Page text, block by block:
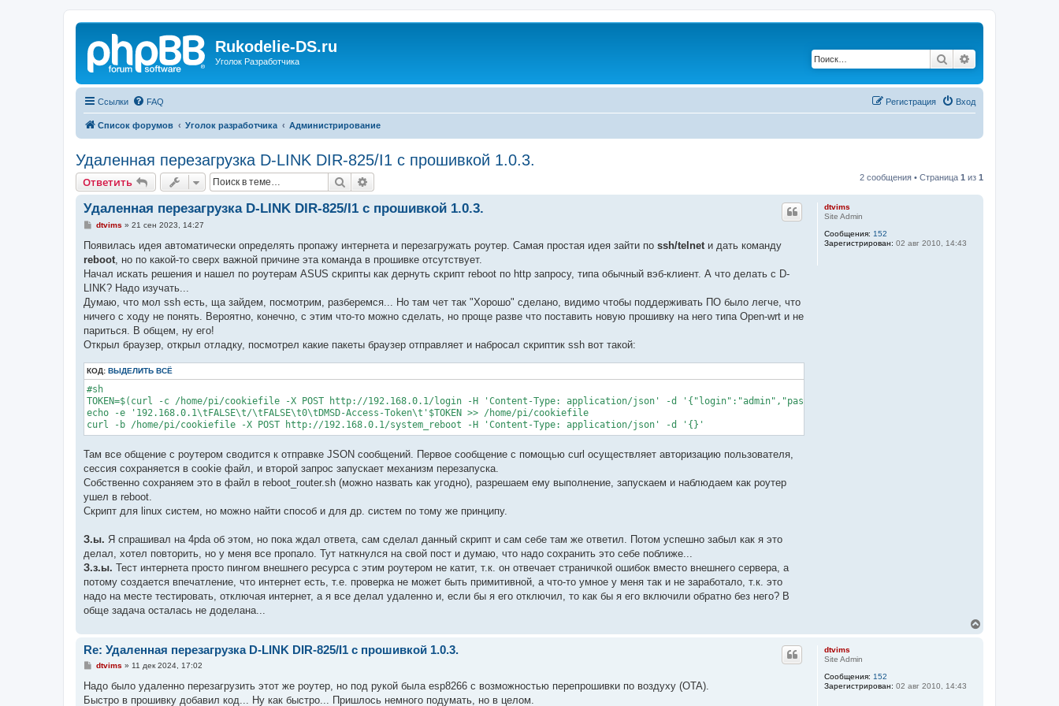
Rukodelie-DS.ru
Уголок Разработчика Поиск
Ссылки FAQ Вход
Регистрация
Список форумов Уголок разработчика Администрирование
Удаленная перезагрузка D-LINK DIR-825/I1 с прошивкой 1.0.3.
Ответить Поиск 2 сообщения • Страница 1 из 1
dtvims
Site Admin
Сообщения: 152
Зарегистрирован: 02 авг 2010, 14:43
Удаленная перезагрузка D-LINK DIR-825/I1 с прошивкой 1.0.3.
С
о
щ
е
и
е
dtvims » 21 сен 2023, 14:27
Появилась идея автоматически определять пропажу интернета и перезагружать роутер. Самая простая идея зайти по ssh/telnet и дать команду
reboot , но по какой-то сверх важной причине эта команда в прошивке отсутствует.
Начал искать решения и нашел по роутерам ASUS скрипты как дернуть скрипт reboot по http запросу, типа обычный вэб-клиент. А что делать с D-
LINK? Надо изучать...
Думаю, что мол ssh есть, ща зайдем, посмотрим, разберемся... Но там чет так "Хорошо" сделано, видимо чтобы поддерживать ПО было легче, что
ничего с ходу не понять. Вероятно, конечно, с этим что-то можно сделать, но проще разве что поставить новую прошивку на него типа Open-wrt и не
париться. В общем, ну его!
Открыл браузер, открыл отладку, посмотрел какие пакеты браузер отправляет и набросал скриптик ssh вот такой:
КОД: ВЫДЕЛИТЬ ВСЁ
#sh
TOKEN=$(curl -c /home/pi/cookiefile -X POST http://192.168.0.1/login -H 'Content-Type: application/json' -d
echo -e '192.168.0.1\tFALSE\t/\tFALSE\t0\tDMSD-Access-Token\t'$TOKEN >> /home/pi/cookiefile
curl -b /home/pi/cookiefile -X POST http://192.168.0.1/system_reboot -H 'Content-Type: application/json' -d '{}'
Там все общение с роутером сводится к отправке JSON сообщений. Первое сообщение с помощью curl осуществляет авторизацию пользователя,
сессия сохраняется в cookie файл, и второй запрос запускает механизм перезапуска.
Собственно сохраняем это в файл в reboot_router.sh (можно назвать как угодно), разрешаем ему выполнение, запускаем и наблюдаем как роутер
ушел в reboot.
Скрипт для linux систем, но можно найти способ и для др. систем по тому же принципу.
З.ы. Я спрашивал на 4pda об этом, но пока ждал ответа, сам сделал данный скрипт и сам себе там же ответил. Потом успешно забыл как я это
делал, хотел повторить, но у меня все пропало. Тут наткнулся на свой пост и думаю, что надо сохранить это себе поближе...
З.з.ы. Тест интернета просто пингом внешнего ресурса с этим роутером не катит, т.к. он отвечает страничкой ошибок вместо внешнего сервера, а
потому создается впечатление, что интернет есть, т.е. проверка не может быть примитивной, а что-то умное у меня так и не заработало, т.к. это
надо на месте тестировать, отключая интернет, а я все делал удаленно и, если бы я его отключил, то как бы я его включили обратно без него? В
обще задача осталась не доделана...
dtvims
Site Admin
Сообщения: 152
Зарегистрирован: 02 авг 2010, 14:43
Re: Удаленная перезагрузка D-LINK DIR-825/I1 с прошивкой 1.0.3.
С
о
б
щ
dtvims » 11 дек 2024, 17:02
Надо было удаленно перезагрузить этот же роутер, но под рукой была esp8266 с возможностью перепрошивки по воздуху (OTA).
Быстро в прошивку добавил код... Ну как быстро... Пришлось немного подумать, но в целом.